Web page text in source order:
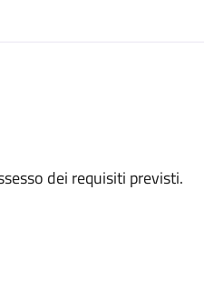
dei requisiti previsti.